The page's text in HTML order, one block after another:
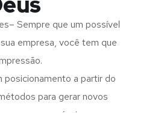
Sempre que um possível
empresa, você tem que
posicionamento a partir do
para gerar novos